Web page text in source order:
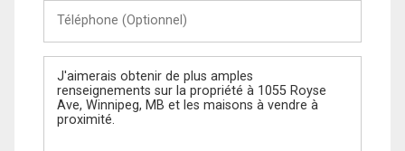
(Optionnel)
Message